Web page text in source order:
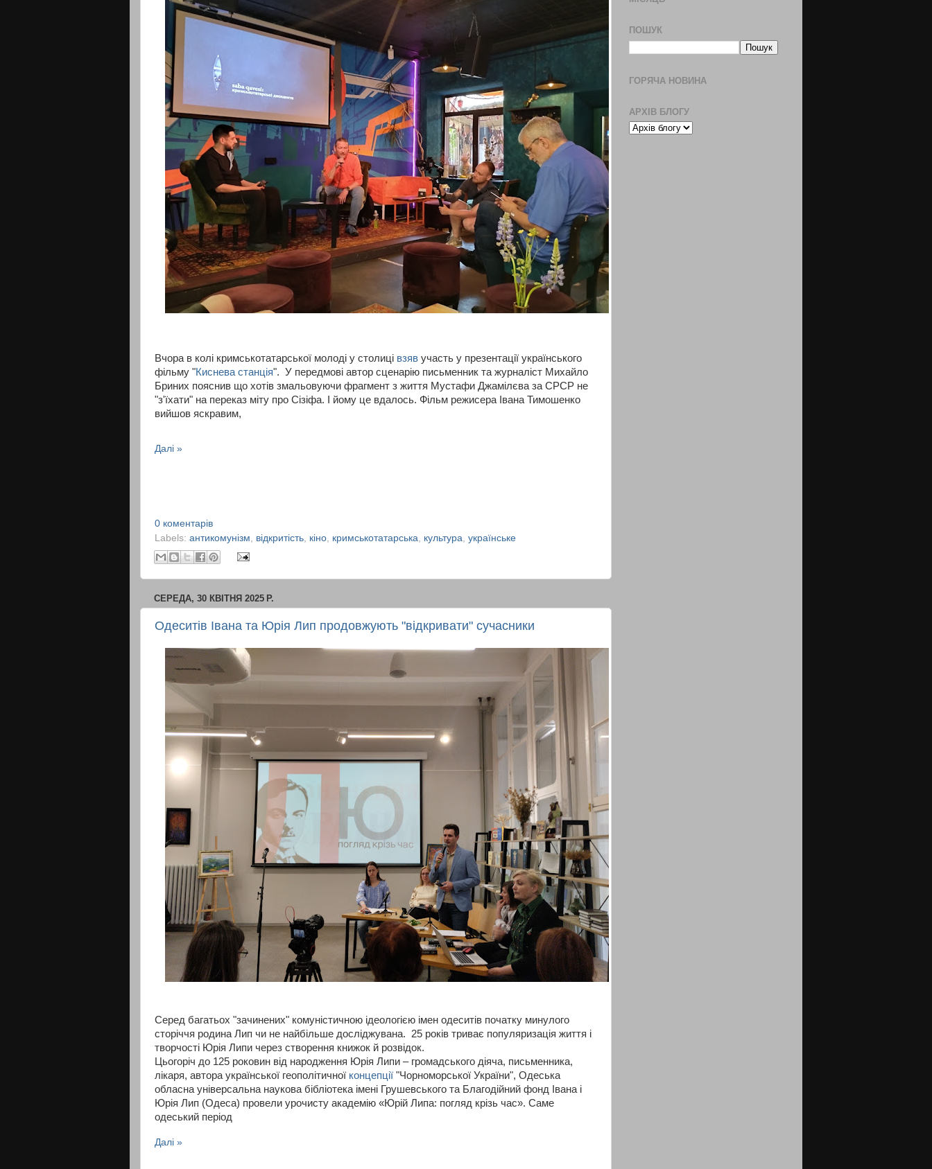
Вчора в колі кримськотатарської молоді у столиці взяв участь у презентації українського
фільму "Киснева станція". У передмові автор сценарію письменник та журналіст Михайло
Бриних пояснив що хотів змальовуючи фрагмент з життя Мустафи Джамілєва за СРСР не
"з'їхати" на переказ міту про Сізіфа. І йому це вдалось. Фільм режисера Івана Тимошенко
вийшов яскравим,
Далі »
0 коментарів
Labels: антикомунізм, відкритість, кіно, кримськотатарська, культура, українське
СЕРЕДА, 30 КВІТНЯ 2025 Р.
Одеситів Івана та Юрія Лип продовжують "відкривати" сучасники
Серед багатьох "зачинених" комуністичною ідеологією імен одеситів початку минулого
сторіччя родина Лип чи не найбільше досліджувана. 25 років триває популяризація життя і
творчості Юрія Липи через створення книжок й розвідок.
Цьогоріч до 125 роковин від народження Юрія Липи – громадського діяча, письменника,
лікаря, автора української геополітичної концепції "Чорноморської України", Одеська
обласна універсальна наукова бібліотека імені Грушевського та Благодійний фонд Івана і
Юрія Лип (Одеса) провели урочисту академію «Юрій Липа: погляд крізь час». Саме
одеський період
Далі »
ПОШУК
ГОРЯЧА НОВИНА
АРХІВ БЛОГУ